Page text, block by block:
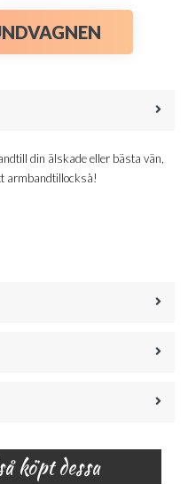
din älskade eller bästa vän,
armbandtillockså!
köpt dessa